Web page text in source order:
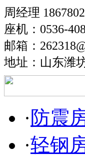
周经理
座机：0536-
邮箱：
地址：山东潍
· 防震
·轻钢